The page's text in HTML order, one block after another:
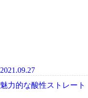
2021.09.27
魅力的な酸性ストレート